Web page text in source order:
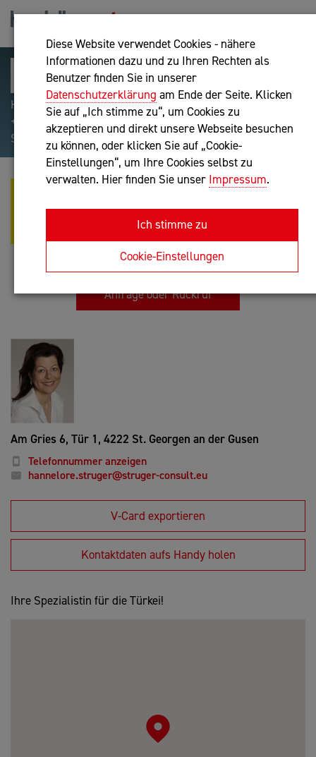
Diese Website verwendet Cookies - nähere
Informationen dazu und zu Ihren Rechten als
Benutzer finden Sie in unserer
Datenschutzerklärung am Ende der Seite. Klicken
Sie auf „Ich stimme zu“, um Cookies zu
akzeptieren und direkt unsere Webseite besuchen
zu können, oder klicken Sie auf „Cookie-
Einstellungen“, um Ihre Cookies selbst zu
verwalten. Hier finden Sie unser Impressum.
Ich stimme zu
Cookie-Einstellungen
Hilfreiche Suchparameter: Begriff einschließen:
+webshop, Begriff ausschließen: -webshop, Exakter
Suchbegriff: "internet of things"
MAG. HANNELORE CHRISTIANE
STRUGER-WANIEK - STRUGER-
CONSULT
Unternehmensberatung
Anfrage oder Rückruf
Am Gries 6, Tür 1, 4222 St. Georgen an der Gusen
Telefonnummer anzeigen
hannelore.struger@struger-consult.eu
V-Card exportieren
Kontaktdaten aufs Handy holen
Ihre Spezialistin für die Türkei!